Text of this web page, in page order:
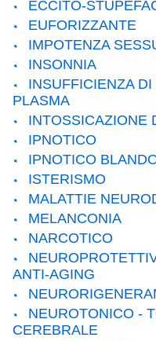
ECCITO-
EUFORIZZANTE
IMPOTENZA
INSONNIA
INSUFFICIENZA
PLASMA
INTOSSICAZIONE
IPNOTICO
IPNOTICO
ISTERISMO
MALATTIE
MELANCONIA
NARCOTICO
ANTI-AGING
NEUROTONICO -
CEREBRALE